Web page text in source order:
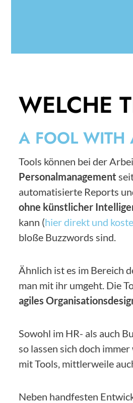
WELCHE
A FOOL WITH
Tools können bei der
Personalmanagement
automatisierte Reports
ohne künstlicher
kann (hier direkt und
bloße Buzzwords sind.
Ähnlich ist es im Bereich
man mit ihr umgeht. Die
agiles
Sowohl im HR- als auch
so lassen sich doch
mit Tools, mittlerweile
Neben handfesten